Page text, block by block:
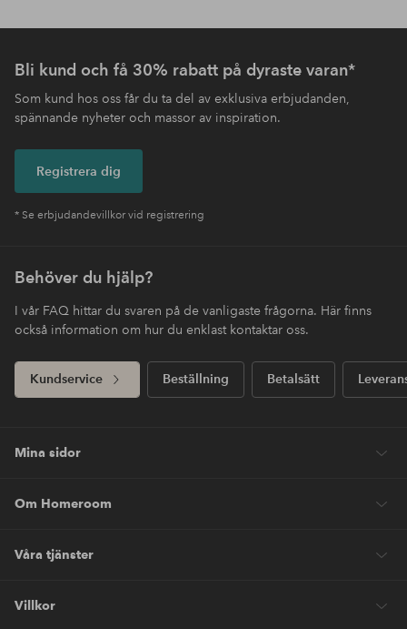
Bli kund och få 30% rabatt på dyraste varan*
Som kund hos oss får du ta del av exklusiva erbjudanden,
spännande nyheter och massor av inspiration.
Registrera dig
* Se erbjudandevillkor vid registrering
Behöver du hjälp?
I vår FAQ hittar du svaren på de vanligaste frågorna. Här finns
också information om hur du enklast kontaktar oss.
Kundservice Beställning Betalsätt
Mina sidor
Om Homeroom
Våra tjänster
Villkor